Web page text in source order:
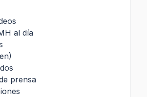
al día
prensa